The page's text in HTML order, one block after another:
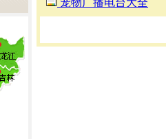
宠物广播电台大全